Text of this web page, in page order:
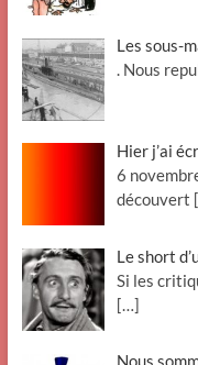
Les sous-
. Nous
Hier j’ai
6
découvert
Le short
Si les
[…]
Nous